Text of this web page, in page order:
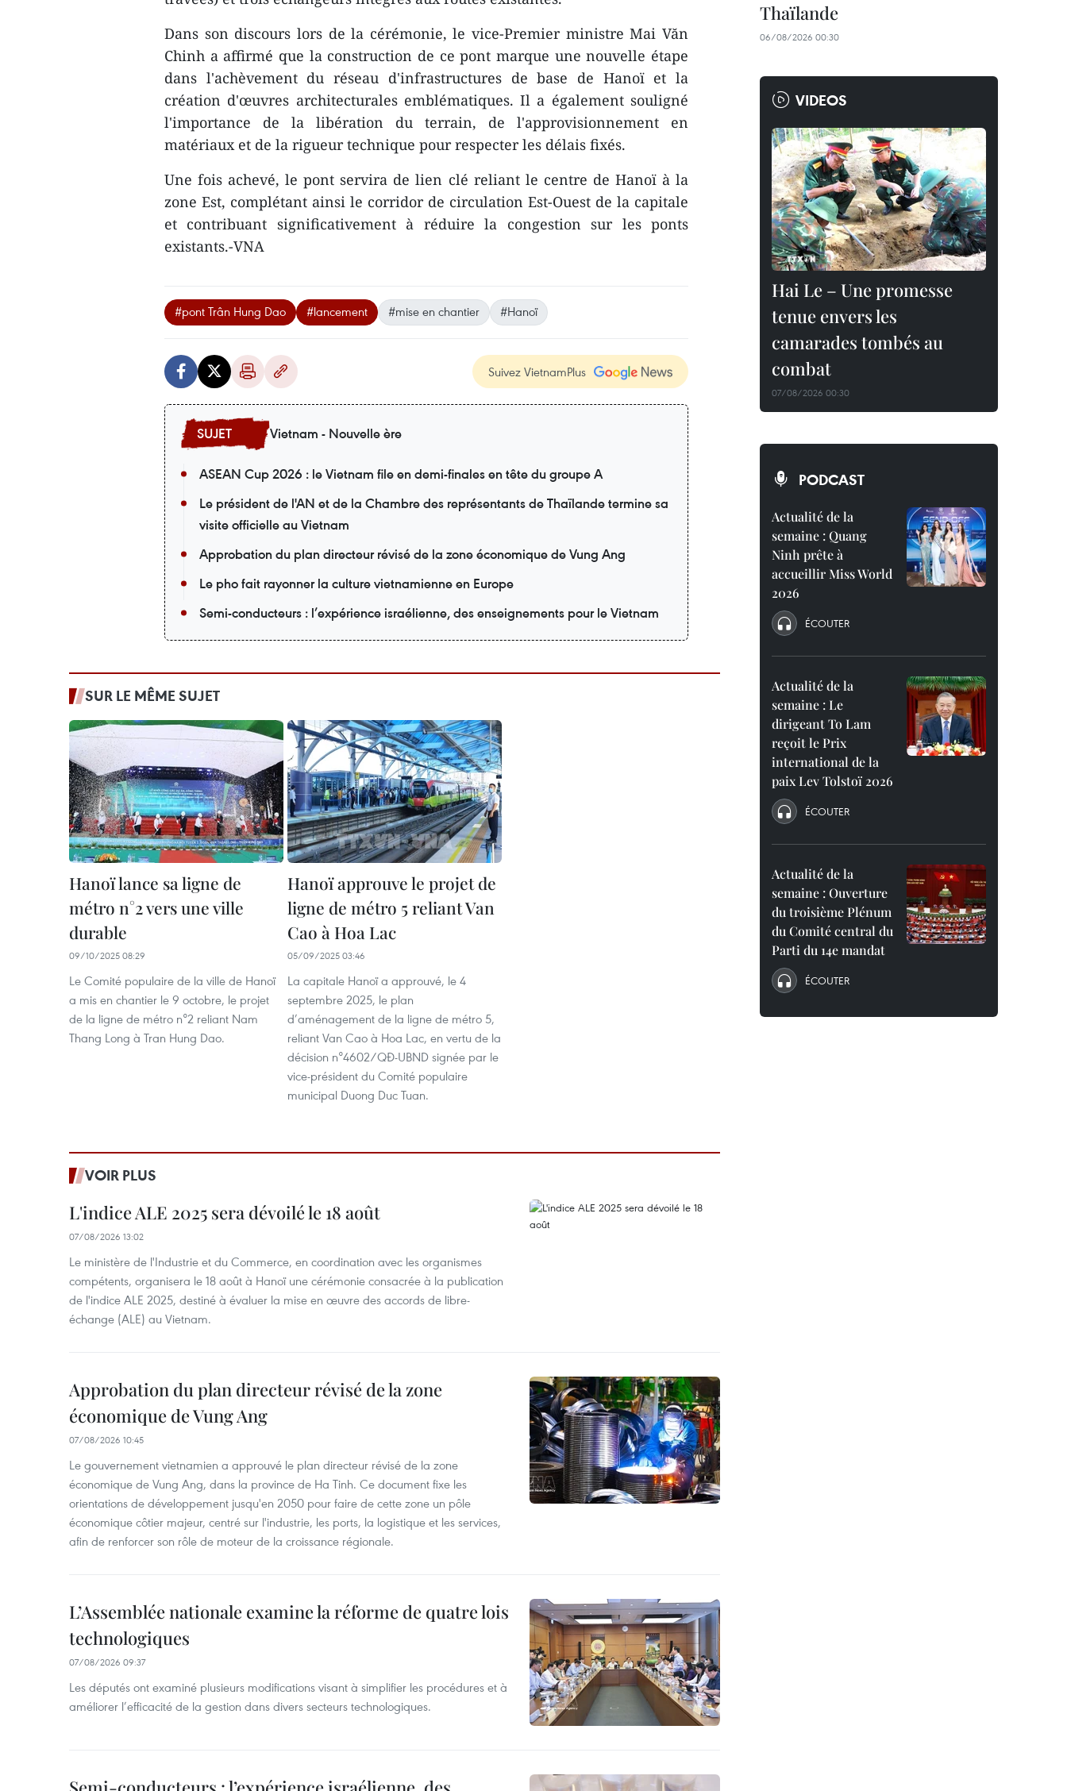
Dans son discours lors de la cérémonie, le vice-Premier ministre Mai Văn
Chinh a affirmé que la construction de ce pont marque une nouvelle étape
dans l'achèvement du réseau d'infrastructures de base de Hanoï et la
création d'œuvres architecturales emblématiques. Il a également souligné
l'importance de la libération du terrain, de l'approvisionnement en
matériaux et de la rigueur technique pour respecter les délais fixés.
Une fois achevé, le pont servira de lien clé reliant le centre de Hanoï à la
zone Est, complétant ainsi le corridor de circulation Est-Ouest de la capitale
et contribuant significativement à réduire la congestion sur les ponts
existants.-VNA
#pont Trân Hung Dao #lancement #mise en chantier #Hanoï
Suivez VietnamPlus
Vietnam - Nouvelle ère
ASEAN Cup 2026 : le Vietnam file en demi-finales en tête du groupe A
Le président de l'AN et de la Chambre des représentants de Thaïlande termine sa
visite officielle au Vietnam
Approbation du plan directeur révisé de la zone économique de Vung Ang
Le pho fait rayonner la culture vietnamienne en Europe
Semi-conducteurs : l’expérience israélienne, des enseignements pour le Vietnam
SUR LE MÊME SUJET
Hanoï lance sa ligne de
métro n°2 vers une ville
durable
09/10/2025 08:29
Le Comité populaire de la ville de Hanoï
a mis en chantier le 9 octobre, le projet
de la ligne de métro n°2 reliant Nam
Thang Long à Tran Hung Dao.
Hanoï approuve le projet de
ligne de métro 5 reliant Van
Cao à Hoa Lac
05/09/2025 03:46
La capitale Hanoï a approuvé, le 4
septembre 2025, le plan
d’aménagement de la ligne de métro 5,
reliant Van Cao à Hoa Lac, en vertu de la
décision n°4602/QĐ-UBND signée par le
vice-président du Comité populaire
municipal Duong Duc Tuan.
VOIR PLUS
L'indice ALE 2025 sera dévoilé le 18 août
07/08/2026 13:02
Le ministère de l'Industrie et du Commerce, en coordination avec les organismes
compétents, organisera le 18 août à Hanoï une cérémonie consacrée à la publication
de l'indice ALE 2025, destiné à évaluer la mise en œuvre des accords de libre-
échange (ALE) au Vietnam.
Approbation du plan directeur révisé de la zone
économique de Vung Ang
07/08/2026 10:45
Le gouvernement vietnamien a approuvé le plan directeur révisé de la zone
économique de Vung Ang, dans la province de Ha Tinh. Ce document fixe les
orientations de développement jusqu'en 2050 pour faire de cette zone un pôle
économique côtier majeur, centré sur l'industrie, les ports, la logistique et les services,
afin de renforcer son rôle de moteur de la croissance régionale.
L’Assemblée nationale examine la réforme de quatre lois
technologiques
07/08/2026 09:37
Les députés ont examiné plusieurs modifications visant à simplifier les procédures et à
améliorer l’efficacité de la gestion dans divers secteurs technologiques.
Thaïlande
06/08/2026 00:30
VIDEOS
Hai Le – Une promesse
tenue envers les
camarades tombés au
combat
07/08/2026 00:30
PODCAST
Actualité de la
semaine : Quang
Ninh prête à
accueillir Miss World
2026
ÉCOUTER
Actualité de la
semaine : Le
dirigeant To Lam
reçoit le Prix
international de la
paix Lev Tolstoï 2026
ÉCOUTER
Actualité de la
semaine : Ouverture
du troisième Plénum
du Comité central du
Parti du 14e mandat
ÉCOUTER